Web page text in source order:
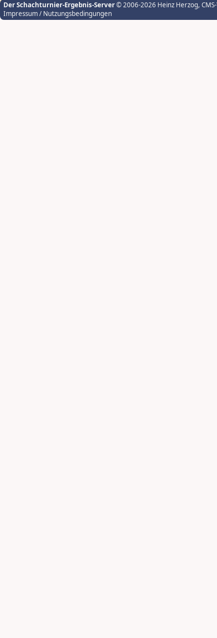
Der Schachturnier-Ergebnis-Server© 2006-2026 Heinz Herzog,
Impressum / Nutzungsbedingungen